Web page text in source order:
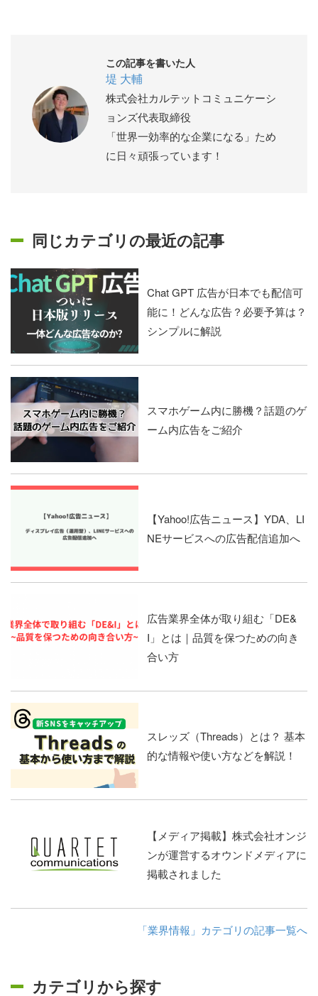
この記事を書いた人
堤 大輔
株式会社カルテットコミュニケーシ
ョンズ代表取締役
「世界一効率的な企業になる」ため
に日々頑張っています！
同じカテゴリの最近の記事
Chat GPT 広告が日本でも配信可
能に！どんな広告？必要予算は？
シンプルに解説
スマホゲーム内に勝機？話題のゲ
ーム内広告をご紹介
【Yahoo!広告ニュース】YDA、LI
NEサービスへの広告配信追加へ
広告業界全体が取り組む「DE&
I」とは｜品質を保つための向き
合い方
スレッズ（Threads）とは？ 基本
的な情報や使い方などを解説！
【メディア掲載】株式会社オンジ
ンが運営するオウンドメディアに
掲載されました
「業界情報」カテゴリの記事一覧へ
カテゴリから探す